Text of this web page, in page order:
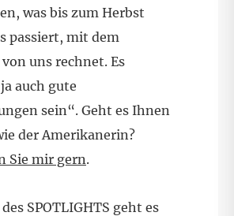
was bis zum Herbst
passiert, mit dem
uns rechnet. Es
auch gute
sein“. Geht es Ihnen
der Amerikanerin?
Sie mir gern.
SPOTLIGHTS geht es